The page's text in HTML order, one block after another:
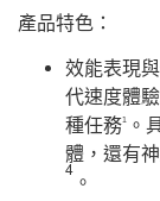
產品特色：
效能表現
代速度體
種任務1 。
體，還有
4 。